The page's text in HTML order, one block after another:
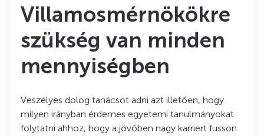
Villamosmérnökökre
szükség van minden
mennyiségben
Veszélyes dolog tanácsot adni azt illetően, hogy
milyen irányban érdemes egyetemi tanulmányokat
folytatni ahhoz, hogy a jövőben nagy karriert fusson